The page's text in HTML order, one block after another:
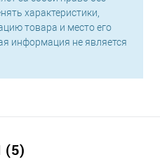
характеристики,
товара и место его
информация не является